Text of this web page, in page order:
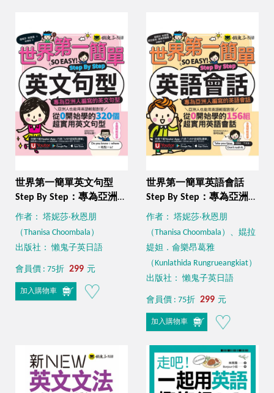
世界第一簡單英文句型
Step By Step：專為亞洲人
編寫的英文句型（附1CD
VRP虛擬點讀筆）
作者： 塔妮莎‧秋恩朋
（Thanisa Choombala）
出版社： 懶鬼子英日語
會員價 : 75折 299 元
加入購物車
世界第一簡單英語會話
Step By Step：專為亞洲人
編寫的英語會話（附
「Youtor App」內含VRP
虛擬點讀筆）
作者： 塔妮莎‧秋恩朋
（Thanisa Choombala）、婫拉
媞妲．侖樂昂葛雅
（Kunlathida Rungrueangkiat）
出版社： 懶鬼子英日語
會員價 : 75折 299 元
加入購物車